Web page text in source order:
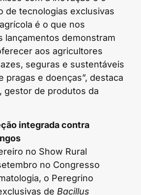
de tecnologias exclusivas
é o que nos
lançamentos demonstram
aos agricultores
seguras e sustentáveis
pragas e doenças”, destaca
gestor de produtos da
integrada contra
no Show Rural
no Congresso
o Peregrino
de Bacillus